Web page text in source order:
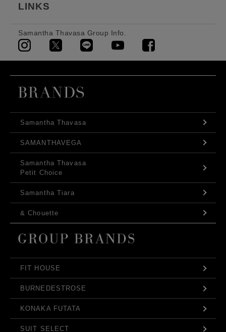
LINKS
Samantha Thavasa Group Info.
Samantha Thavasa
SAMANTHAVEGA
Samantha Thavasa
Petit Choice
Samantha Tiara
& Chouette
FIT HOUSE
BURNEDESTROSE
KONAKA FUTATA
SUIT SELECT